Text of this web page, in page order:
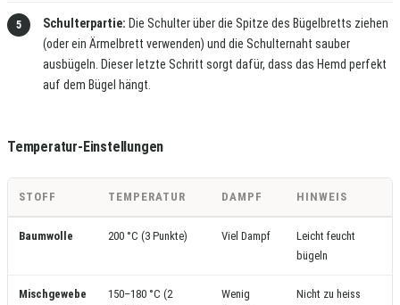
Schulterpartie: Die Schulter über die Spitze des Bügelbretts ziehen
(oder ein Ärmelbrett verwenden) und die Schulternaht sauber
ausbügeln. Dieser letzte Schritt sorgt dafür, dass das Hemd perfekt
auf dem Bügel hängt.
Temperatur-Einstellungen
STOFF TEMPERATUR DAMPF HINWEIS
Baumwolle 200 °C (3 Punkte) Viel Dampf
Leicht feucht
bügeln
Mischgewebe
150–180 °C (2
Wenig
Nicht zu heiss